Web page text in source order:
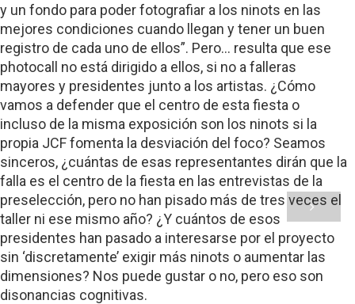
y un fondo para poder fotografiar a los ninots en las
mejores condiciones cuando llegan y tener un buen
registro de cada uno de ellos”. Pero… resulta que ese
photocall no está dirigido a ellos, si no a falleras
mayores y presidentes junto a los artistas. ¿Cómo
vamos a defender que el centro de esta fiesta o
incluso de la misma exposición son los ninots si la
propia JCF fomenta la desviación del foco? Seamos
sinceros, ¿cuántas de esas representantes dirán que la
falla es el centro de la fiesta en las entrevistas de la
preselección, pero no han pisado más de tres veces el
taller ni ese mismo año? ¿Y cuántos de esos
presidentes han pasado a interesarse por el proyecto
sin ‘discretamente’ exigir más ninots o aumentar las
dimensiones? Nos puede gustar o no, pero eso son
disonancias cognitivas.